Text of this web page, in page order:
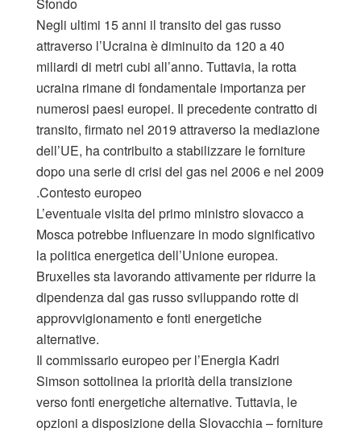
Negli ultimi 15 anni il transito del gas russo
attraverso l’Ucraina è diminuito da 120 a 40
miliardi di metri cubi all’anno. Tuttavia, la rotta
ucraina rimane di fondamentale importanza per
numerosi paesi europei. Il precedente contratto di
transito, firmato nel 2019 attraverso la mediazione
dell’UE, ha contribuito a stabilizzare le forniture
dopo una serie di crisi del gas nel 2006 e nel 2009
.Contesto europeo
L’eventuale visita del primo ministro slovacco a
Mosca potrebbe influenzare in modo significativo
la politica energetica dell’Unione europea.
Bruxelles sta lavorando attivamente per ridurre la
dipendenza dal gas russo sviluppando rotte di
approvvigionamento e fonti energetiche
alternative.
Il commissario europeo per l’Energia Kadri
Simson sottolinea la priorità della transizione
verso fonti energetiche alternative. Tuttavia, le
opzioni a disposizione della Slovacchia – forniture